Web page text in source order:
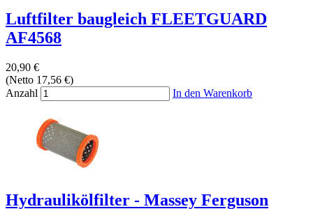
Luftfilter baugleich FLEETGUARD
AF4568
20,90 €
(Netto 17,56 €)
Anzahl
In den Warenkorb
Hydraulikölfilter - Massey Ferguson